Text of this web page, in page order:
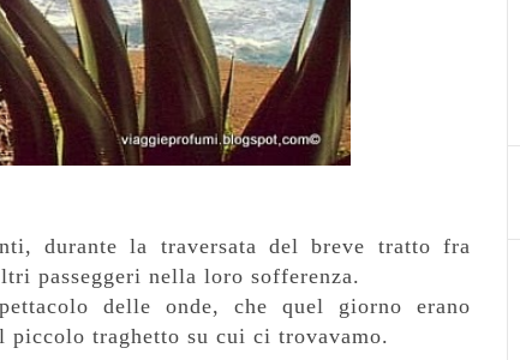
durante la traversata del breve tratto fra
passeggeri nella loro sofferenza.
delle onde, che quel giorno erano
piccolo traghetto su cui ci trovavamo.